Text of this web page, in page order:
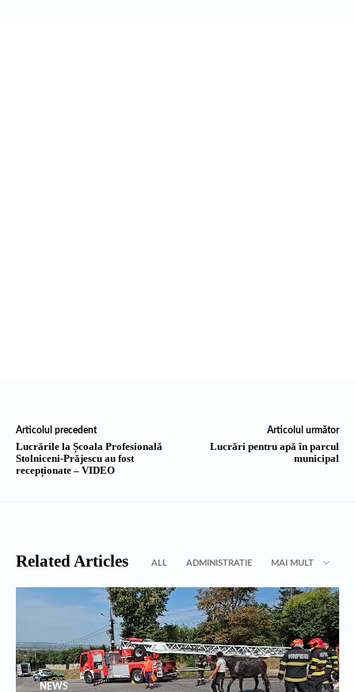
Articolul precedent
Lucrările la Școala Profesională
Stolniceni-Prăjescu au fost
recepționate – VIDEO
Articolul următor
Lucrări pentru apă în parcul
municipal
Related Articles ALL ADMINISTRATIE MAI MULT
NEWS